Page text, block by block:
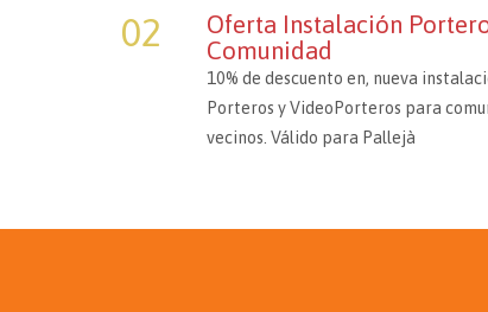
02
Oferta Instalación
Comunidad
10% de descuento en, nueva
Porteros y VideoPorteros para
vecinos. Válido para Pallejà